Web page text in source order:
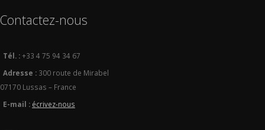
Contactez-nous
Tél. :+33 4 75 94 34 67
Adresse : 300 route de Mirabel
07170 Lussas – France
E-mail : écrivez-nous